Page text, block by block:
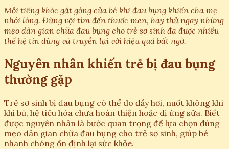
Mỗi tiếng khóc gắt gỏng của bé khi đau bụng khiến cha mẹ
nhói lòng. Đừng vội tìm đến thuốc men, hãy thử ngay những
mẹo dân gian chữa đau bụng cho trẻ sơ sinh đã được nhiều
thế hệ tin dùng và truyền lại với hiệu quả bất ngờ.
Nguyên nhân khiến trẻ bị đau bụng
thường gặp
Trẻ sơ sinh bị đau bụng có thể do đầy hơi, nuốt không khí
khi bú, hệ tiêu hóa chưa hoàn thiện hoặc dị ứng sữa. Biết
được nguyên nhân là bước quan trọng để lựa chọn đúng
mẹo dân gian chữa đau bụng cho trẻ sơ sinh, giúp bé
nhanh chóng ổn định lại sức khỏe.